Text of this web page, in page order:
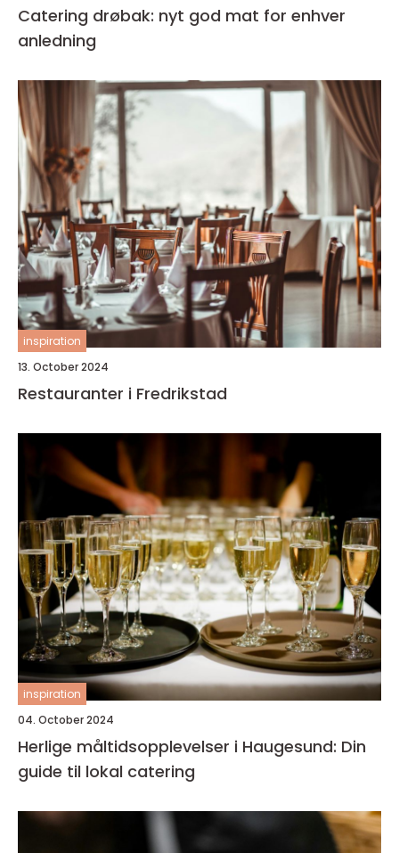
Catering drøbak: nyt god mat for enhver
anledning
inspiration
13. October 2024
Restauranter i Fredrikstad
inspiration
04. October 2024
Herlige måltidsopplevelser i Haugesund: Din
guide til lokal catering